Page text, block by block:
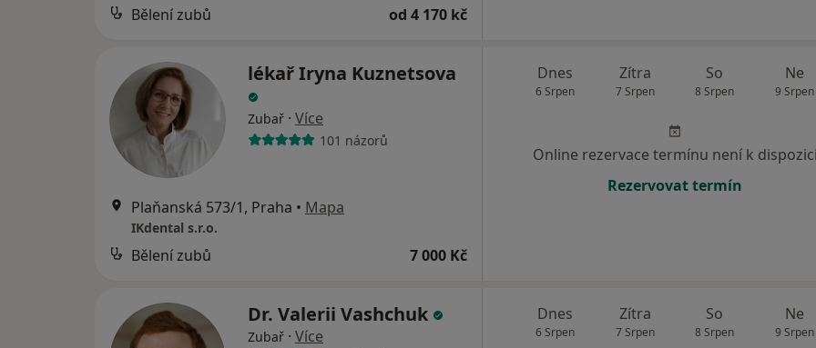
Bělení zubů od 4 170 kč
lékař Iryna Kuznetsova
Zubař · Více
101 názorů
Plaňanská 573/1, Praha • Mapa
IKdental s.r.o.
Bělení zubů 7 000 Kč
Dnes
6 Srpen
Zítra
7 Srpen
So
8 Srpen
Ne
9 Srpen
Online rezervace termínu není k dispozici
Rezervovat termín
Dr. Valerii Vashchuk
Zubař · Více
Dnes
6 Srpen
Zítra
7 Srpen
So
8 Srpen
Ne
9 Srpen